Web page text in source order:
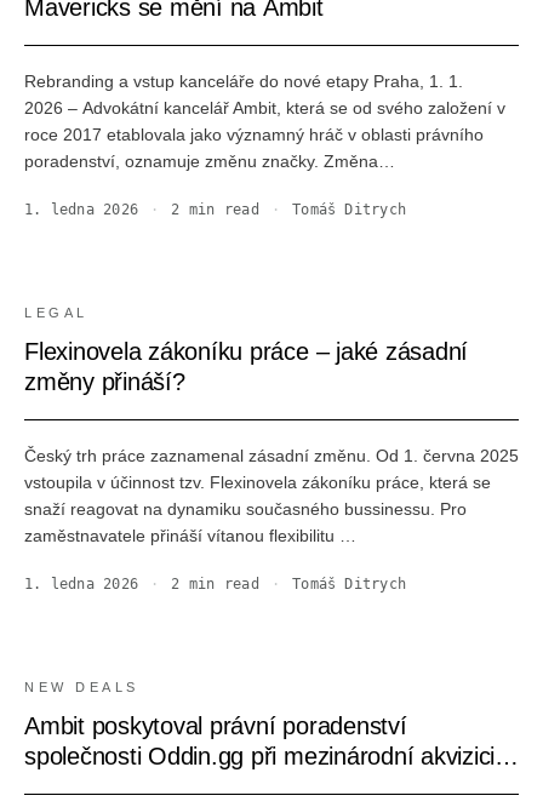
Mavericks se mění na Ambit
Rebranding a vstup kanceláře do nové etapy Praha, 1. 1.
2026 – Advokátní kancelář Ambit, která se od svého založení v
roce 2017 etablovala jako významný hráč v oblasti právního
poradenství, oznamuje změnu značky. Změna…
1. ledna 2026 · 2 min read · Tomáš Ditrych
LEGAL
Flexinovela zákoníku práce – jaké zásadní
změny přináší?
Český trh práce zaznamenal zásadní změnu. Od 1. června 2025
vstoupila v účinnost tzv. Flexinovela zákoníku práce, která se
snaží reagovat na dynamiku současného bussinessu. Pro
zaměstnavatele přináší vítanou flexibilitu …
1. ledna 2026 · 2 min read · Tomáš Ditrych
NEW DEALS
Ambit poskytoval právní poradenství
společnosti Oddin.gg při mezinárodní akvizici